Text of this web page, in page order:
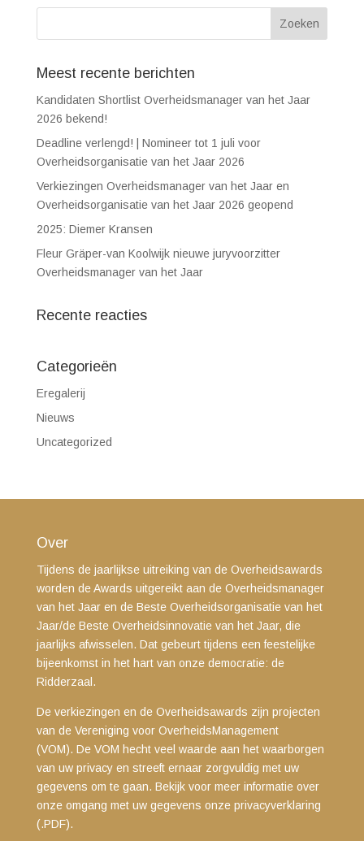
Meest recente berichten
Kandidaten Shortlist Overheidsmanager van het Jaar
2026 bekend!
Deadline verlengd! | Nomineer tot 1 juli voor
Overheidsorganisatie van het Jaar 2026
Verkiezingen Overheidsmanager van het Jaar en
Overheidsorganisatie van het Jaar 2026 geopend
2025: Diemer Kransen
Fleur Gräper-van Koolwijk nieuwe juryvoorzitter
Overheidsmanager van het Jaar
Recente reacties
Categorieën
Eregalerij
Nieuws
Uncategorized
Over
Tijdens de jaarlijkse uitreiking van de Overheidsawards
worden de Awards uitgereikt aan de Overheidsmanager
van het Jaar en de Beste Overheidsorganisatie van het
Jaar/de Beste Overheidsinnovatie van het Jaar, die
jaarlijks afwisselen. Dat gebeurt tijdens een feestelijke
bijeenkomst in het hart van onze democratie: de
Ridderzaal.
De verkiezingen en de Overheidsawards zijn projecten
van de Vereniging voor OverheidsManagement
(VOM). De VOM hecht veel waarde aan het waarborgen
van uw privacy en streeft ernaar zorgvuldig met uw
gegevens om te gaan. Bekijk voor meer informatie over
onze omgang met uw gegevens onze privacyverklaring
(.PDF).